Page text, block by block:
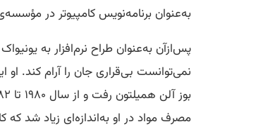
به‌عنوان برنامه‌نویس کامپیوتر در
پس‌ازآن به‌عنوان طراح نرم‌افزار به
مصرف مواد در او به‌اندازه‌ای زیاد شد که